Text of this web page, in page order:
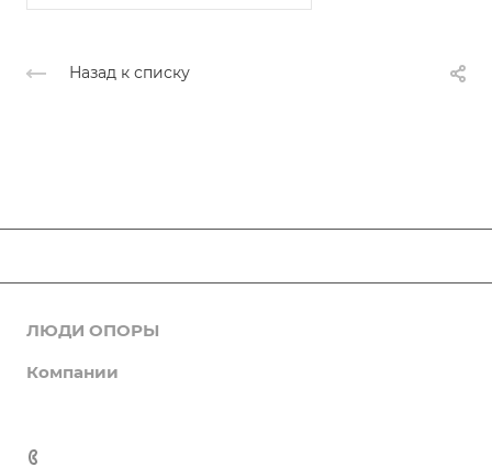
Назад к списку
ЛЮДИ ОПОРЫ
Новости
Компании
Устав Организации